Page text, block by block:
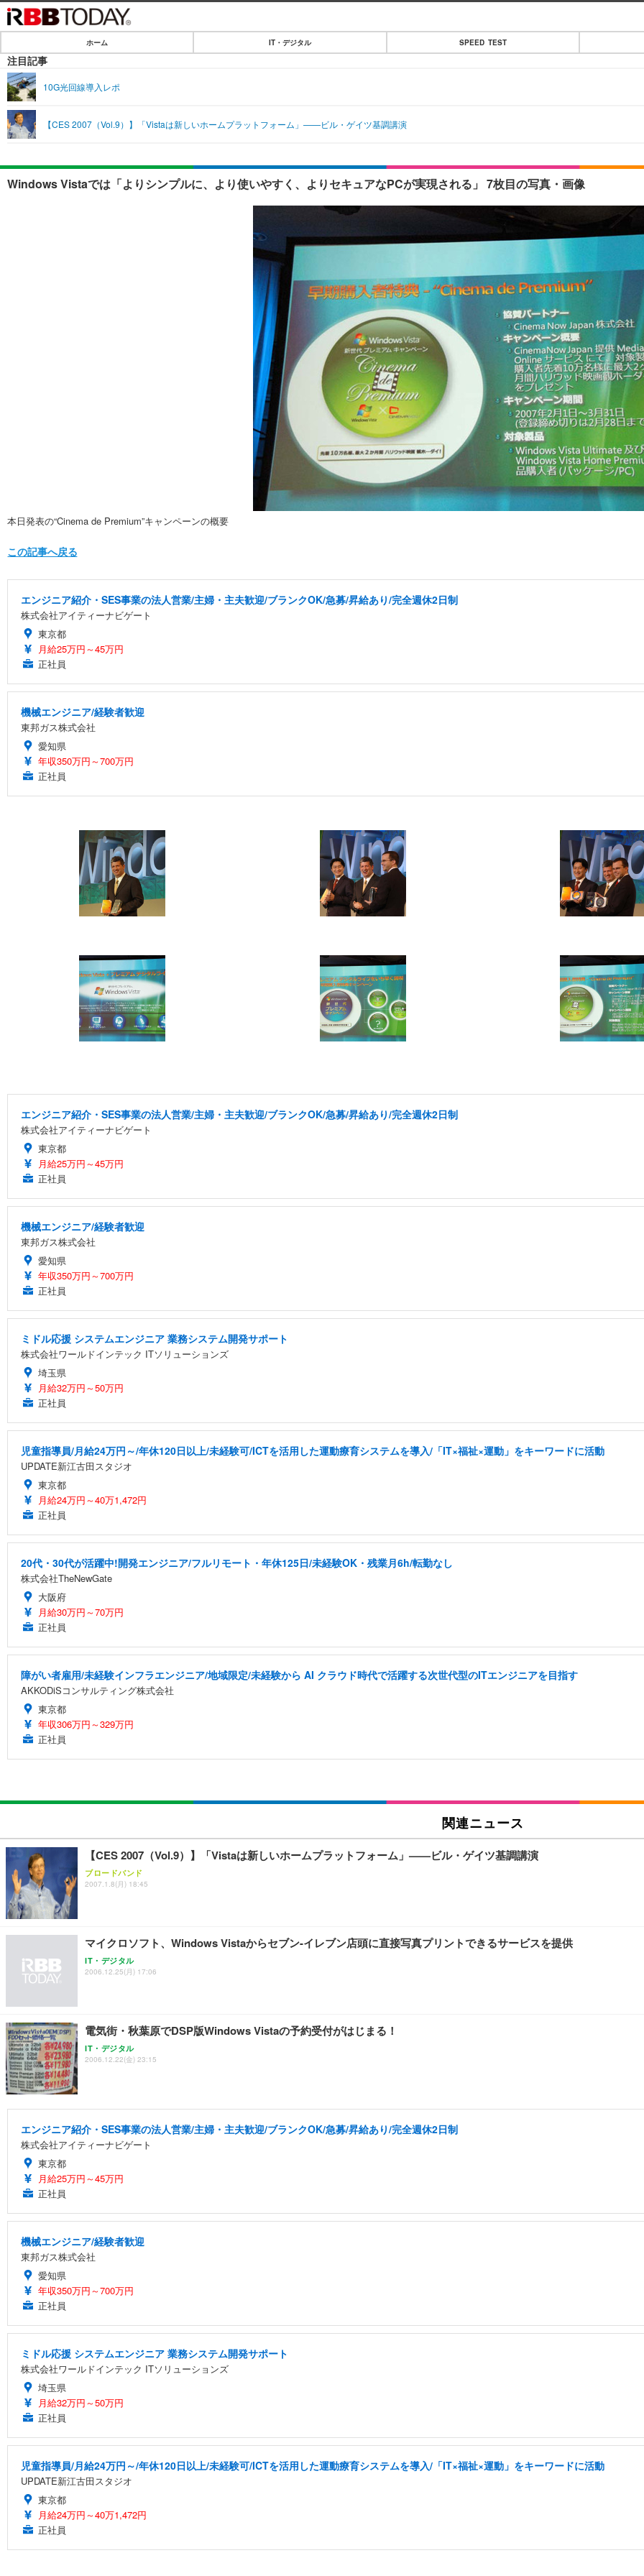
IT・デジタル
ショッピング
SPEED TEST
エンタメ
エンタメTOP
グラビア
ショッピング
ライフ
その他
ホーム IT・デジタル SPEED TEST
注目記事
10G光回線導入レポ
【CES 2007（Vol.9）】「Vistaは新しいホームプラットフォーム」——ビル・ゲイツ基調講演
Windows Vistaでは「よりシンプルに、より使いやすく、よりセキュアなPCが実現される」 7枚目の写真・画像
本日発表の“Cinema de Premium”キャンペーンの概要
この記事へ戻る
エンジニア紹介・SES事業の法人営業/主婦・主夫歓迎/ブランクOK/急募/昇給あり/完全週休2日制
株式会社アイティーナビゲート
東京都
月給25万円～45万円
正社員
機械エンジニア/経験者歓迎
東邦ガス株式会社
愛知県
年収350万円～700万円
正社員
エンジニア紹介・SES事業の法人営業/主婦・主夫歓迎/ブランクOK/急募/昇給あり/完全週休2日制
株式会社アイティーナビゲート
東京都
月給25万円～45万円
正社員
機械エンジニア/経験者歓迎
東邦ガス株式会社
愛知県
年収350万円～700万円
正社員
ミドル応援 システムエンジニア 業務システム開発サポート
株式会社ワールドインテック ITソリューションズ
埼玉県
月給32万円～50万円
正社員
児童指導員/月給24万円～/年休120日以上/未経験可/ICTを活用した運動療育システムを導入/「IT×福祉×運動」をキーワードに活動
UPDATE新江古田スタジオ
東京都
月給24万円～40万1,472円
正社員
20代・30代が活躍中!開発エンジニア/フルリモート・年休125日/未経験OK・残業月6h/転勤なし
株式会社TheNewGate
大阪府
月給30万円～70万円
正社員
障がい者雇用/未経験インフラエンジニア/地域限定/未経験から AI クラウド時代で活躍する次世代型のITエンジニアを目指す
AKKODiSコンサルティング株式会社
東京都
年収306万円～329万円
正社員
関連ニュース
【CES 2007（Vol.9）】「Vistaは新しいホームプラットフォーム」——ビル・ゲイツ基調講演
ブロードバンド
2007.1.8(月) 18:45
マイクロソフト、Windows Vistaからセブン-イレブン店頭に直接写真プリントできるサービスを提供
IT・デジタル
2006.12.25(月) 17:06
電気街・秋葉原でDSP版Windows Vistaの予約受付がはじまる！
IT・デジタル
2006.12.22(金) 23:15
エンジニア紹介・SES事業の法人営業/主婦・主夫歓迎/ブランクOK/急募/昇給あり/完全週休2日制
株式会社アイティーナビゲート
東京都
月給25万円～45万円
正社員
機械エンジニア/経験者歓迎
東邦ガス株式会社
愛知県
年収350万円～700万円
正社員
ミドル応援 システムエンジニア 業務システム開発サポート
株式会社ワールドインテック ITソリューションズ
埼玉県
月給32万円～50万円
正社員
児童指導員/月給24万円～/年休120日以上/未経験可/ICTを活用した運動療育システムを導入/「IT×福祉×運動」をキーワードに活動
UPDATE新江古田スタジオ
東京都
月給24万円～40万1,472円
正社員